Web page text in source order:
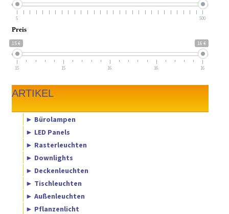
5 500
Preis
15 € 16 €
15 15 16 16 16
ARTIKEL
► Bürolampen
► LED Panels
► Rasterleuchten
► Downlights
► Deckenleuchten
► Tischleuchten
► Außenleuchten
► Pflanzenlicht